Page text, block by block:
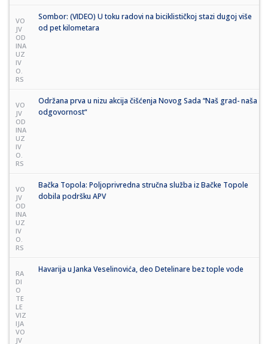
VO
JV
OD
INA
UZ
IV
O.
RS
Sombor: (VIDEO) U toku radovi na biciklističkoj stazi dugoj više
od pet kilometara
VO
JV
OD
INA
UZ
IV
O.
RS
Održana prva u nizu akcija čišćenja Novog Sada “Naš grad- naša
odgovornost“
VO
JV
OD
INA
UZ
IV
O.
RS
Bačka Topola: Poljoprivredna stručna služba iz Bačke Topole
dobila podršku APV
RA
DI
O
TE
LE
VIZ
IJA
VO
JV
Havarija u Janka Veselinovića, deo Detelinare bez tople vode